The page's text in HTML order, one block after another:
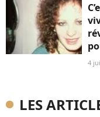
4
LES